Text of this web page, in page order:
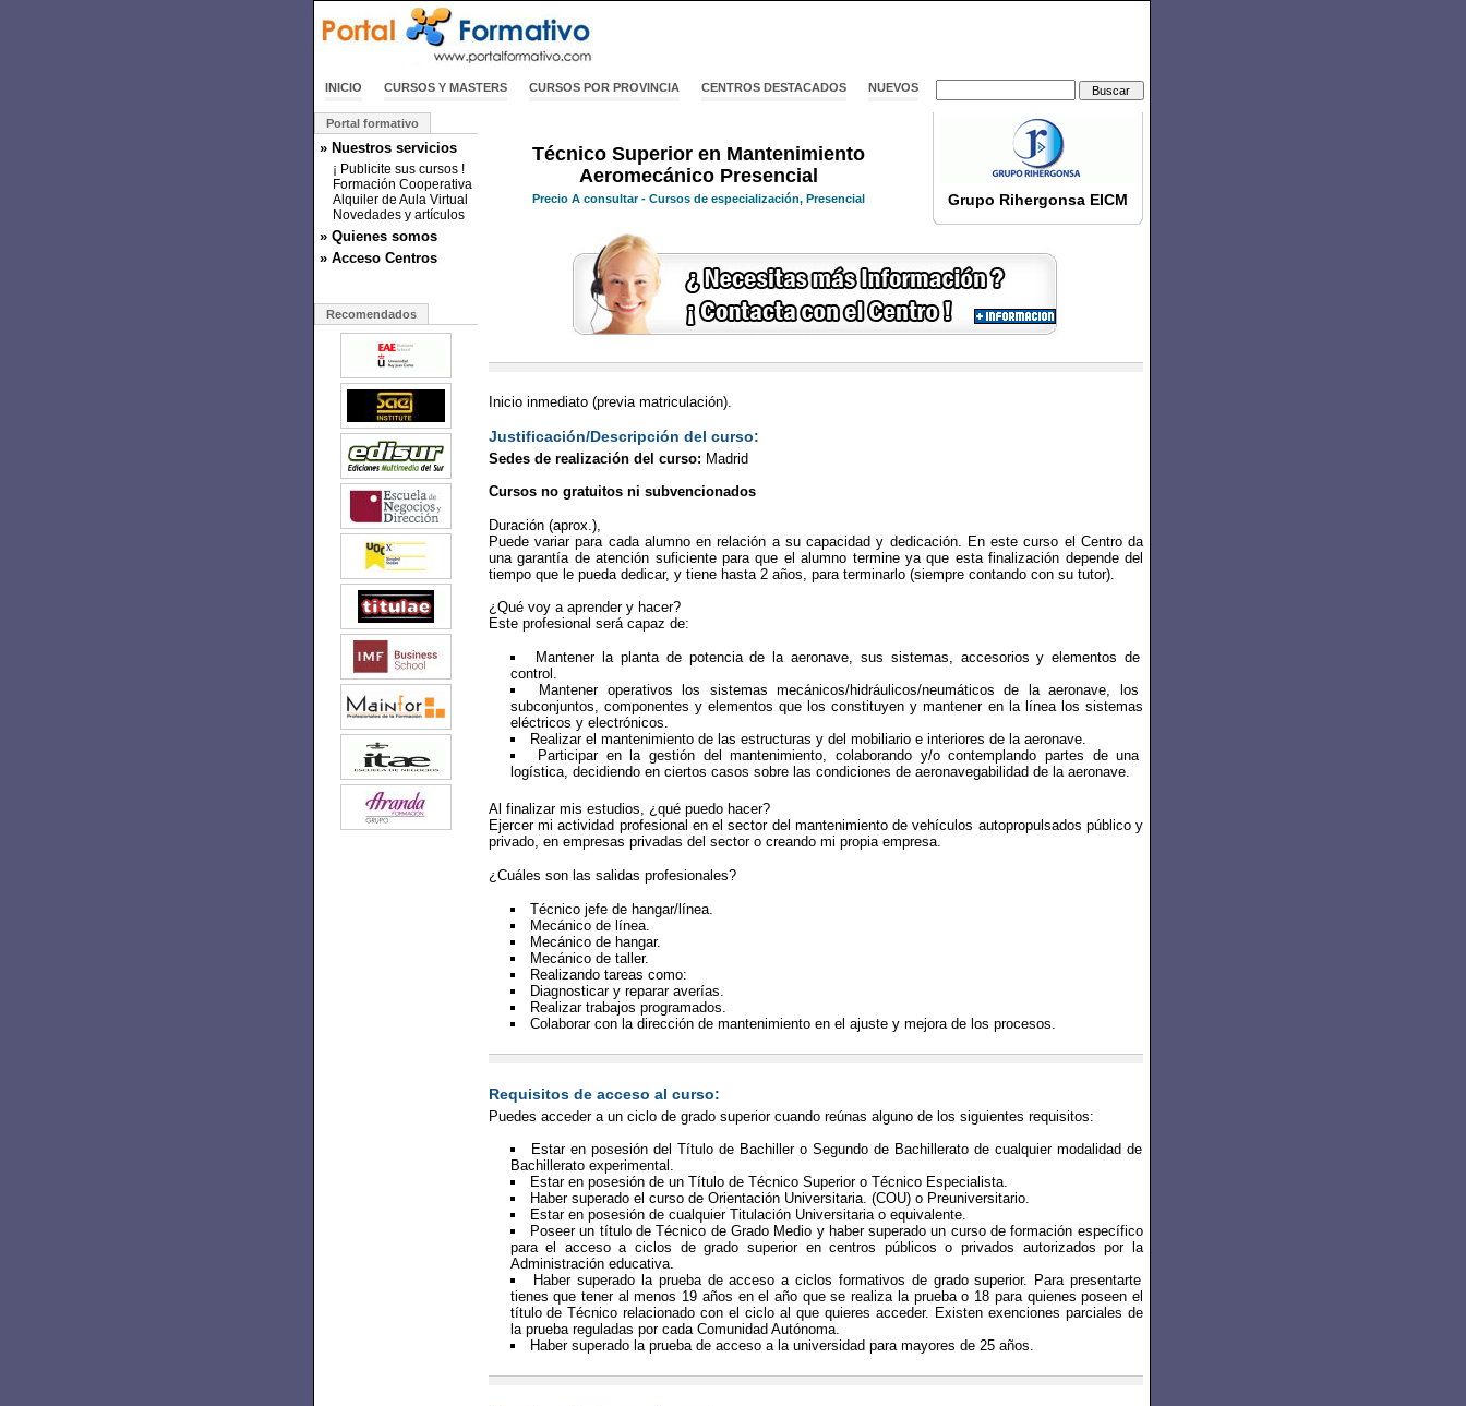
INICIO CURSOS Y MASTERS CURSOS POR PROVINCIA CENTROS DESTACADOS NUEVOS
Portal formativo
» Nuestros servicios
¡ Publicite sus cursos !
Formación Cooperativa
Alquiler de Aula Virtual
Novedades y artículos
» Quienes somos
» Acceso Centros
Recomendados
Técnico Superior en Mantenimiento
Aeromecánico Presencial
Precio A consultar - Cursos de especialización, Presencial Grupo Rihergonsa EICM
Inicio inmediato (previa matriculación).
Justificación/Descripción del curso:
Sedes de realización del curso: Madrid
Cursos no gratuitos ni subvencionados
Duración (aprox.),
Puede variar para cada alumno en relación a su capacidad y dedicación. En este curso el Centro da
una garantía de atención suficiente para que el alumno termine ya que esta finalización depende del
tiempo que le pueda dedicar, y tiene hasta 2 años, para terminarlo (siempre contando con su tutor).
¿Qué voy a aprender y hacer?
Este profesional será capaz de:
Mantener la planta de potencia de la aeronave, sus sistemas, accesorios y elementos de
control.
Mantener operativos los sistemas mecánicos/hidráulicos/neumáticos de la aeronave, los
subconjuntos, componentes y elementos que los constituyen y mantener en la línea los sistemas
eléctricos y electrónicos.
Realizar el mantenimiento de las estructuras y del mobiliario e interiores de la aeronave.
Participar en la gestión del mantenimiento, colaborando y/o contemplando partes de una
logística, decidiendo en ciertos casos sobre las condiciones de aeronavegabilidad de la aeronave.
Al finalizar mis estudios, ¿qué puedo hacer?
Ejercer mi actividad profesional en el sector del mantenimiento de vehículos autopropulsados público y
privado, en empresas privadas del sector o creando mi propia empresa.
¿Cuáles son las salidas profesionales?
Técnico jefe de hangar/línea.
Mecánico de línea.
Mecánico de hangar.
Mecánico de taller.
Realizando tareas como:
Diagnosticar y reparar averías.
Realizar trabajos programados.
Colaborar con la dirección de mantenimiento en el ajuste y mejora de los procesos.
Requisitos de acceso al curso:
Puedes acceder a un ciclo de grado superior cuando reúnas alguno de los siguientes requisitos:
Estar en posesión del Título de Bachiller o Segundo de Bachillerato de cualquier modalidad de
Bachillerato experimental.
Estar en posesión de un Título de Técnico Superior o Técnico Especialista.
Haber superado el curso de Orientación Universitaria. (COU) o Preuniversitario.
Estar en posesión de cualquier Titulación Universitaria o equivalente.
Poseer un título de Técnico de Grado Medio y haber superado un curso de formación específico
para el acceso a ciclos de grado superior en centros públicos o privados autorizados por la
Administración educativa.
Haber superado la prueba de acceso a ciclos formativos de grado superior. Para presentarte
tienes que tener al menos 19 años en el año que se realiza la prueba o 18 para quienes poseen el
título de Técnico relacionado con el ciclo al que quieres acceder. Existen exenciones parciales de
la prueba reguladas por cada Comunidad Autónoma.
Haber superado la prueba de acceso a la universidad para mayores de 25 años.